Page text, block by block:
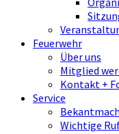
Feuerwehr
Über uns
Mitglied
Kontakt +
Service
Wichtige